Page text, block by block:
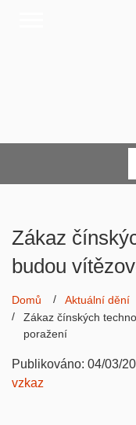
Zákaz
budou
Domů
Aktuální dění
Zákaz čínských
poražení
Publikováno: 04/03/
vzkaz